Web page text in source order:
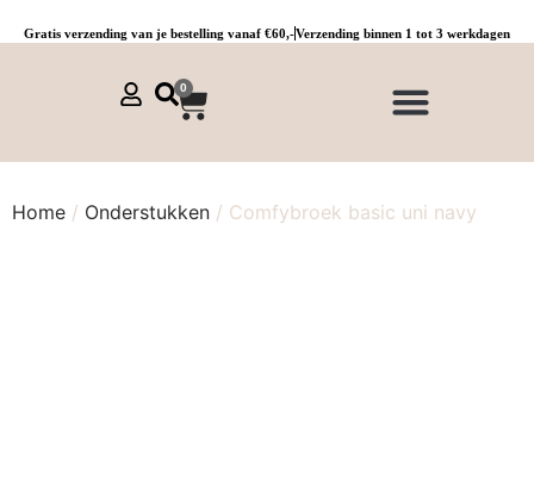
Gratis verzending van je bestelling vanaf €60,-Verzending binnen 1 tot 3 werkdagen
0
Home / Onderstukken / Comfybroek basic uni navy